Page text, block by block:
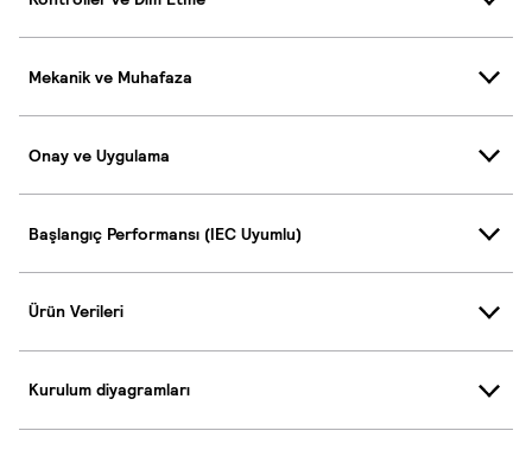
Mekanik ve Muhafaza
Onay ve Uygulama
Başlangıç Performansı (IEC Uyumlu)
Ürün Verileri
Kurulum diyagramları